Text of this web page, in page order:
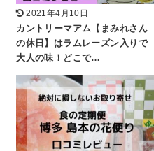
2021年4月10日
カントリーマアム【まみれさん
の休日】はラムレーズン入りで
大人の味！どこで…